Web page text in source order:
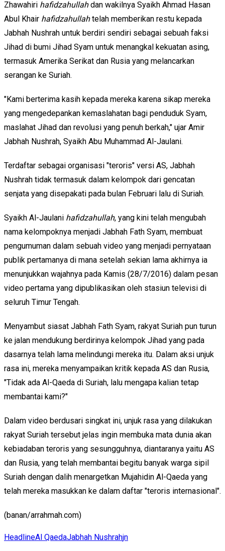
Zhawahiri hafidzahullahdan wakilnya Syaikh Ahmad Hasan
Abul Khair hafidzahullahtelah memberikan restu kepada
Jabhah Nushrah untuk berdiri sendiri sebagai sebuah faksi
Jihad di bumi Jihad Syam untuk menangkal kekuatan asing,
termasuk Amerika Serikat dan Rusia yang melancarkan
serangan ke Suriah.
"Kami berterima kasih kepada mereka karena sikap mereka
yang mengedepankan kemaslahatan bagi penduduk Syam,
maslahat Jihad dan revolusi yang penuh berkah," ujar Amir
Jabhah Nushrah, Syaikh Abu Muhammad Al-Jaulani.
Terdaftar sebagai organisasi "teroris" versi AS, Jabhah
Nushrah tidak termasuk dalam kelompok dari gencatan
senjata yang disepakati pada bulan Februari lalu di Suriah.
Syaikh Al-Jaulani hafidzahullah, yang kini telah mengubah
nama kelompoknya menjadi Jabhah Fath Syam, membuat
pengumuman dalam sebuah video yang menjadi pernyataan
publik pertamanya di mana setelah sekian lama akhirnya ia
menunjukkan wajahnya pada Kamis (28/7/2016) dalam pesan
video pertama yang dipublikasikan oleh stasiun televisi di
seluruh Timur Tengah.
Menyambut siasat Jabhah Fath Syam, rakyat Suriah pun turun
ke jalan mendukung berdirinya kelompok Jihad yang pada
dasarnya telah lama melindungi mereka itu. Dalam aksi unjuk
rasa ini, mereka menyampaikan kritik kepada AS dan Rusia,
"Tidak ada Al-Qaeda di Suriah, lalu mengapa kalian tetap
membantai kami?"
Dalam video berdusari singkat ini, unjuk rasa yang dilakukan
rakyat Suriah tersebut jelas ingin membuka mata dunia akan
kebiadaban teroris yang sesungguhnya, diantaranya yaitu AS
dan Rusia, yang telah membantai begitu banyak warga sipil
Suriah dengan dalih menargetkan Mujahidin Al-Qaeda yang
telah mereka masukkan ke dalam daftar "teroris internasional".
(banan/arrahmah.com)
HeadlineAl QaedaJabhah Nushrahjn